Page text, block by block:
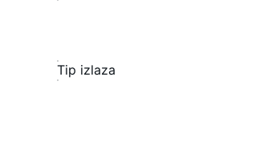
Tip izlaza